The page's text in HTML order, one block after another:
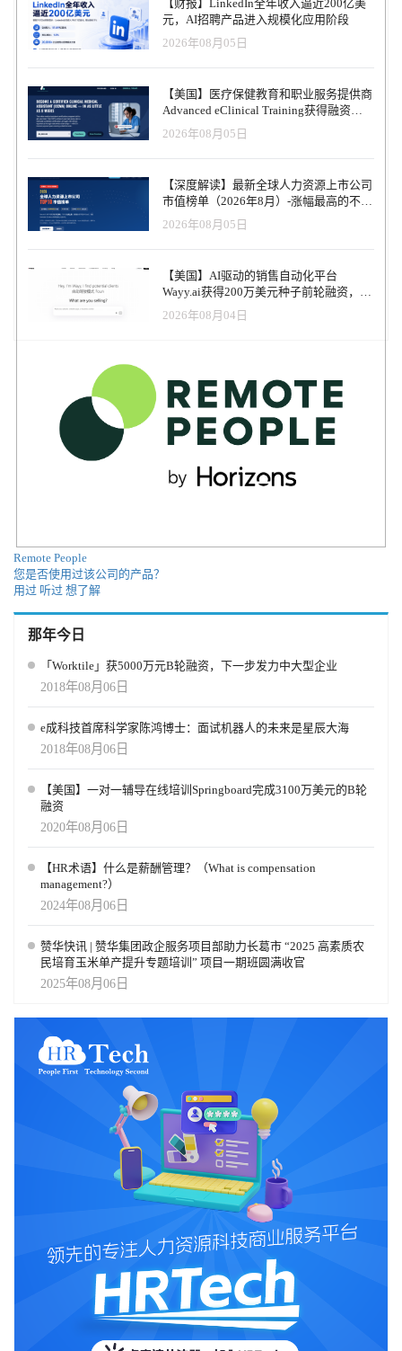
因此可能显示明显较低的市值数据。 详情可以访问：
https://www.hrtechchina.com/Public/html/TOP10/global-hr-top10-2026-
08.html
战略位置。
律特权保护，客户数据由谁控制，以及供应商是否有足够的合规治
理记录。 Workday 的立场与行业影响 Workday 否认相关指控，并表
是种族、年龄或残障等受保护特征。这个立场也代表了很多 HR 科
技供应商的常见抗辩逻辑：供应商提供工具，客户作出最终决定。
但本案正在挑战的正是这一边界。如果工具在事实上影响了候选人
能否进入面试、是否被推荐、是否被优先展示，那么“工具”和“决策”
之间的距离会被重新审视。 对于 HR 和企业采购团队而言，这起案
件的现实意义非常明确。AI 招聘工具不能只从效率、体验和成本角
度评估，还必须纳入合规尽调。企业在采购和使用相关系统时，应
重点关注供应商是否提供偏见测试机制、算法影响评估、审计记
录、候选人解释机制、数据留存政策、人工复核流程，以及合同中
关于歧视索赔、数据披露和责任分担的条款。 HRTech观点：AI招聘
进入治理能力竞争阶段 Workday 案的长期影响，可能不在于某一项
具体主张最终是否成立，而在于它正在推动市场重新定义 AI 招聘工
具的责任边界。未来，HR 科技供应商的竞争力不会只体现在更快筛
选候选人、更智能匹配岗位或更低招聘成本上，也会体现在能否证
明系统公平、可审计、可解释、可治理。 AI 招聘不会因为诉讼风险
能够问清楚算法如何影响候选人、如何监测差别影响、如何处理异
常结果，以及一旦发生争议，企业和供应商分别承担什么责任。
Workday 案提醒整个行业：AI 招聘已经从技术创新阶段，进入算法
合规和治理能力的检验阶段。 HRTech一直在倡导HR一定要在人力资
源工作中实践负责任的人工智能，详情可以访问。
https://www.hrtechchina.com/raihr
片版本，是为了让机构更容易被看见 线上网站适合承载完整信息，
但行业传播还需要更直观的载体。因此，我们将《2026中国企业出
海人力资源服务指南》进一步整理成新版图片版本，并将于7月17日
在上海正式发布。图片版本将嵌入中国人力资源科技云图体系中进
行展示和传播，适合用于行业会议、企业HR内部分享、微信群、朋
友圈、公众号、媒体报道和服务商选型早期沟通。 这对服务机构的
意义在于，图片版本具备更强的传播性和记忆点。当一家机构出现
在被行业认可的出海HR服务指南中，它获得的不只是一次品牌曝
光，更是一次出现在客户心智里的机会。很多企业不会在第一次看
到机构名称时立刻成交，但当他们多次在图谱、内容、社群、活动
和同行讨论中看到同一家机构时，信任会逐步累积。等真实需求出
现时，被记住的机构，才更有机会进入下一轮沟通。 7月17日上海发
布，是机构收录的重要窗口 新版《2026中国企业出海人力资源服务
指南》图片版本将于7月17日在上海正式发布。目前，本轮图片版本
的机构收录仍在开放。对于正在服务中国企业出海的机构来说，这
是一个值得重视的时间窗口。现在加入，可以赶上本次发布节点，
也可以进入后续围绕指南展开的内容传播、社群扩散、行业展示和
险经纪、签证移民、HR SaaS、劳动法合规咨询、人才服务等机构来
说，加入指南的价值，不只是“被收录”，而是进入中国企业出海HR
服务生态的一个持续入口。 欢迎优秀出海HR服务机构加入
chuhai.tips 机构会员 如果贵司正在服务中国企业出海，或者希望进
一步触达正在寻找海外HR服务资源的企业客户，欢迎加入
chuhai.tips 机构会员。 机构会员将有机会参与平台展示、服务指南
收录、新版图片版本展示、内容传播以及后续企业需求连接。我们
前。 7月17日，新版《2026中国企业出海人力资源服务指南》将在上
海出海论坛中正式 发布。本轮机构收录窗口仍在开放，欢迎优秀出
海HR服务机构加入，共同参与中国企业全球化人力资源服务生态建
HRTechnice
代，这种规划方式已经不够用。因为 AI 改变的不是某一个岗位，而
是岗位背后的任务结构和能力组合。 未来企业需要的不是简单的人
头规划，而是能力规划（capability planning）。HR 需要建立更清晰
成能力迁移。报告显示，虽然 85% 的组织已经建立技能分类体系，
但只有 57% 将全组织人力规划与完整的技能记录结合起来。这说明
很多企业虽然有技能数据，却还没有真正把它用于战略决策。 未来
示，问题解决能力、创造力、数据分析与 AI、数字素养、推理能力
等成为 HR 专业人士最关注的未来技能。其中，数字素养的排名上
升尤其明显，反映出企业对“能够理解和使用 AI 输出”的人才需求正
和决策能力。企业需要的人才，不只是会操作工具的人，而是能够
在复杂业务场景中理解 AI 输出、提出正确问题、识别风险并做出判
断的人。对 HR 来说，培训体系也不能再只围绕课程和平台建设，
稳，部分市场更偏向雇主。全球录用接受率从 2025 年的 56% 上升
至 2026 年的 59%，招聘成功率从 46% 上升至 50%。但这并不代表
招聘压力消失。相反，在申请量增加、候选人筛选复杂度提升的情
况下，招聘效率正在成为新的竞争差异。 一个重要数据是，跨市场
招聘周期中位数达到 70 天，平均招聘周期超过 90 天，而表现最好
的前四分之一组织可以将流程压缩到 49 天左右。对于关键岗位和高
需求技能而言，过长的招聘周期会直接增加候选人流失、招聘成本
实的基本面 过去几年，企业谈员工体验，常常聚焦文化活动、福利
包装、员工关怀项目和体验工具。但报告中的员工数据显示，在经
济不确定性上升的环境下，员工关注正在回归基本面。影响员工留
供下载 这对企业是一个重要提醒。员工体验不是“让员工开心”的项
目集合，而是雇佣关系是否公平、稳定、透明和可持续。尤其在生
活成本压力和就业不确定性并存的环境下，员工更关心薪酬是否合
理、工作负荷是否可持续、管理沟通是否透明，以及组织是否提供
足够的安全感。对于 HR 来说，改善员工体验不能只靠新增项目，
而要回到薪酬公平、管理质量、工作负荷和组织信任这些底层问
题。 HR运营模式正在进入新一轮重构 传统的三支柱模型，即
础。但报告显示，这一模式正在进入混合过渡期。32% 的 HR 组织
仍主要采用 Ulrich 模型，18% 仍处在更早期的 HR generalist 模式，
34% 表示已经部分采用敏捷 HR 模式。也就是说，多数企业并不是
已经完成转型，而是在旧模型与新模式之间寻找新的平衡。 未来
入更强的数据底座、跨职能协作、按任务流动的资源配置，以及 AI
代理驱动的员工服务。HR 的组织设计也将从“谁负责哪个模块”，转
向“如何围绕员工旅程和业务场景配置人、流程、数据和技术”。 AI
试点很多，真正规模化仍然有限 尽管 AI 已经成为 HR 领域最热的话
题，但报告显示，全球只有 28% 的 HR 流程已经部署可运营的 AI
解决方案，37% 仍停留在试点阶段。中国在这一方面相对领先，
43% 的 HR 流程已经进入 AI 运营使用阶段，另有 45% 仍处于试点
到端重构的能力。HR的AI能力成熟度测试很重要，点击可以参与测
AI 应用可以提升局部效率，但真正有价值的系统，必须能够连接员
工数据、技能体系、招聘流程、学习发展、绩效管理和员工服务。
未来的 HR 科技，不只是帮助 HR 更快完成任务，而是帮助企业更准
确地理解组织能力，并更快完成能力重组。 HRTech观察：HR的下一
场考试，是组织能力再设计 这份报告给 HR 领域最重要的启发是：
AI 不会自动带来更好的 HR，也不会自动创造更强的组织能力。真
正决定 HR 价值的，是能否把业务战略、人力规划、技能体系、员
工体验、组织设计和 AI 工作流连接起来。未来领先的 HR 团队，将
不再只是流程运营者，而是企业人机协作时代的组织能力设计者。
对于企业管理者和 HR 负责人来说，2026 年的关键问题不是“我们有
没有 AI 工具”，而是“我们是否知道未来需要什么能力，哪些工作正
在被重构，哪些员工需要转型，哪些流程可以被 AI 接管，以及 HR
自己是否已经准备好用新的方式运行”。这才是 HR 真正的转折点。
点击可以下载并阅读麦肯锡《HR Monitor 2026》完整报告。
【财报】LinkedIn全年收入逼近200亿美
元，AI招聘产品进入规模化应用阶段
2026年08月05日
【美国】医疗保健教育和职业服务提供商
Advanced eClinical Training获得融资，
以加速医疗卫生人才队伍建设
2026年08月05日
【深度解读】最新全球人力资源上市公司
市值榜单（2026年8月）-涨幅最高的不是
AI软件，而是传统人力服务商
2026年08月05日
【美国】AI驱动的销售自动化平台
Wayy.ai获得200万美元种子前轮融资，并
推出可代为销售的AI联合创始人
2026年08月04日
Remote People
您是否使用过该公司的产品？
用过 听过 想了解
那年今日
「Worktile」获5000万元B轮融资，下一步发力中大型企业
2018年08月06日
e成科技首席科学家陈鸿博士：面试机器人的未来是星辰大海
2018年08月06日
【美国】一对一辅导在线培训Springboard完成3100万美元的B轮
融资
2020年08月06日
【HR术语】什么是薪酬管理？（What is compensation
management?）
2024年08月06日
赞华快讯 | 赞华集团政企服务项目部助力长葛市 “2025 高素质农
民培育玉米单产提升专题培训” 项目一期班圆满收官
2025年08月06日